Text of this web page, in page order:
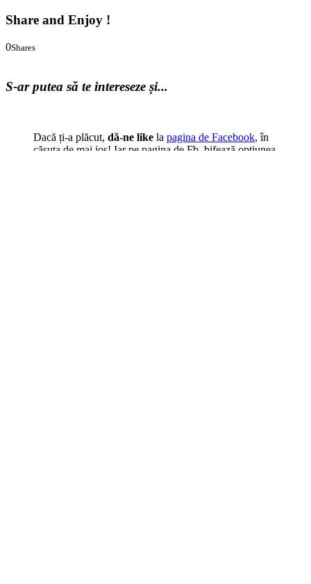
Share and Enjoy !
0Shares
S-ar putea să te intereseze și...
Dacă ți-a plăcut, dă-ne like la pagina de Facebook, în
căsuța de mai jos! Iar pe pagina de Fb, bifează opțiunea